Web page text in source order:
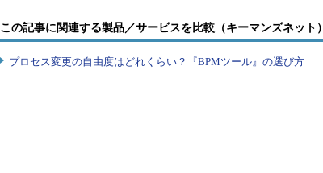
この記事に関連する製品／サービスを比較（キーマンズネット）
プロセス変更の自由度はどれくらい？『BPMツール』の選び方